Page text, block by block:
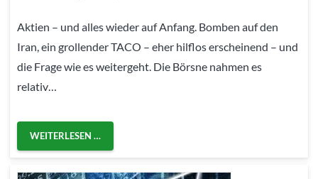
Aktien – und alles wieder auf Anfang. Bomben auf den
Iran, ein grollender TACO – eher hilflos erscheinend – und
die Frage wie es weitergeht. Die Börsne nahmen es
relativ…
WEITERLESEN …